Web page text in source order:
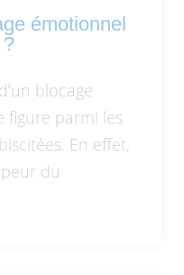
émotionnel
blocage
figure parmi les
En effet,
du